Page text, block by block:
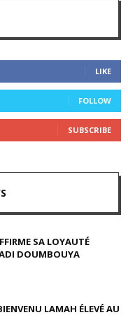
LIKE
FOLLOW
SUBSCRIBE
SA LOYAUTÉ
DOUMBOUYA
LAMAH ÉLEVÉ AU